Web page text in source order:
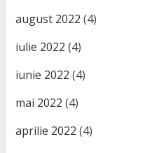
august 2022 (4)
iulie 2022 (4)
iunie 2022 (4)
mai 2022 (4)
aprilie 2022 (4)